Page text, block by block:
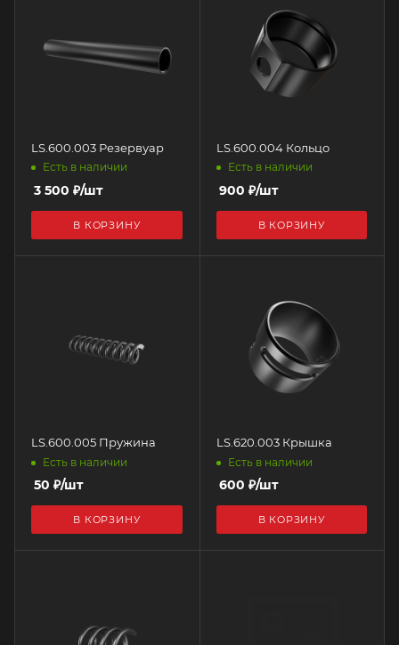
LS.600.003 Резервуар
Есть в наличии
3 500 ₽/шт
В КОРЗИНУ
LS.600.004 Кольцо
Есть в наличии
900 ₽/шт
В КОРЗИНУ
LS.600.005 Пружина
Есть в наличии
50 ₽/шт
В КОРЗИНУ
LS.620.003 Крышка
Есть в наличии
600 ₽/шт
В КОРЗИНУ